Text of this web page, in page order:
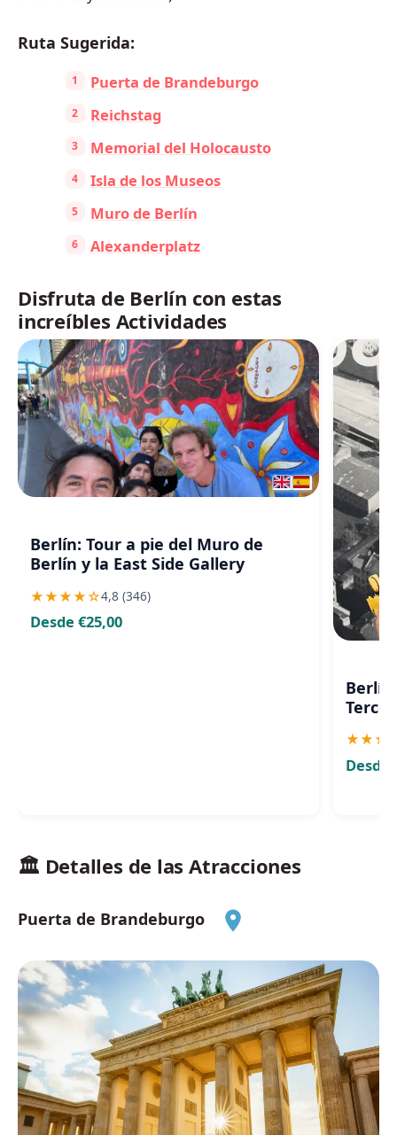
Ruta Sugerida:
Puerta de Brandeburgo
Reichstag
Memorial del Holocausto
Isla de los Museos
Muro de Berlín
Alexanderplatz
Disfruta de Berlín con estas
increíbles Actividades
Berlín: Tour a pie del Muro de
Berlín y la East Side Gallery
★★★★☆4,8 (346)
Desde €25,00
★★★
Desde
🏛️ Detalles de las Atracciones
Puerta de Brandeburgo